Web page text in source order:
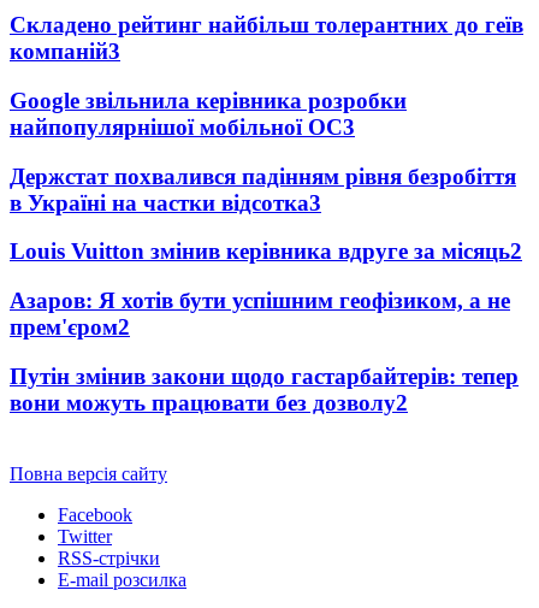
Складено рейтинг найбільш толерантних до геїв
компаній3
Google звільнила керівника розробки
найпопулярнішої мобільної ОС3
Держстат похвалився падінням рівня безробіття
в Україні на частки відсотка3
Louis Vuitton змінив керівника вдруге за місяць2
Азаров: Я хотів бути успішним геофізиком, а не
прем'єром2
Путін змінив закони щодо гастарбайтерів: тепер
вони можуть працювати без дозволу2
Повна версія сайту
Facebook
Twitter
RSS-стрічки
E-mail розсилка